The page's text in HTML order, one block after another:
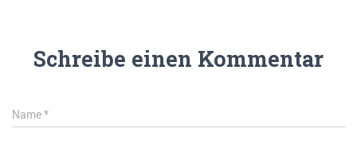
Schreibe einen Kommentar
Name*